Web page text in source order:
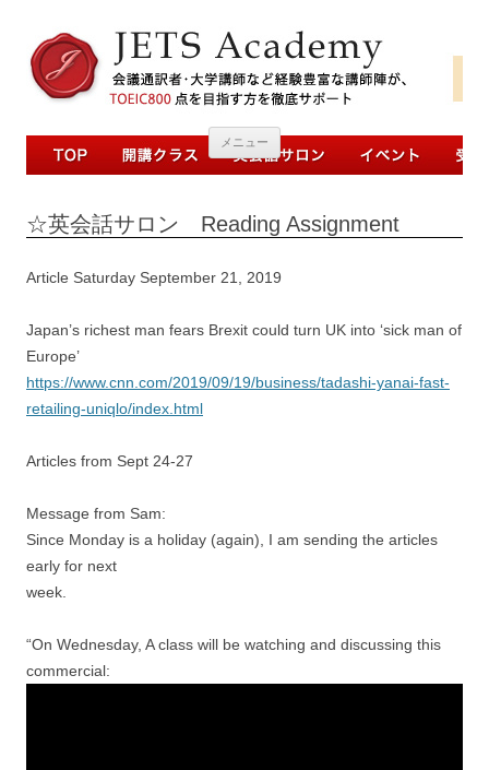
メニュー コンテンツへ移動
☆英会話サロン Reading Assignment
Article Saturday September 21, 2019
Japan’s richest man fears Brexit could turn UK into ‘sick man of
Europe’
https://www.cnn.com/2019/09/19/business/tadashi-yanai-fast-
retailing-uniqlo/index.html
Articles from Sept 24-27
Message from Sam:
Since Monday is a holiday (again), I am sending the articles
early for next
week.
“On Wednesday, A class will be watching and discussing this
commercial: